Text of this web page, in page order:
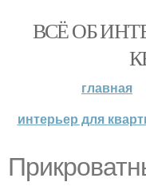
ВСЁ ОБ
главная
интерьер для